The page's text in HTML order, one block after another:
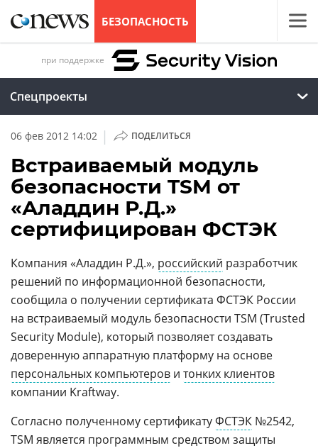
БЕЗОПАСНОСТЬ
при поддержке
Спецпроекты
06 фев 2012 14:02 | ПОДЕЛИТЬСЯ
Встраиваемый модуль
безопасности TSM от
«Аладдин Р.Д.»
сертифицирован ФСТЭК
Компания «Аладдин Р.Д.», российский разработчик
решений по информационной безопасности,
сообщила о получении сертификата ФСТЭК России
на встраиваемый модуль безопасности TSM (Trusted
Security Module), который позволяет создавать
доверенную аппаратную платформу на основе
персональных компьютеров и тонких клиентов
компании Kraftway.
Согласно полученному сертификатуФСТЭК №2542,
TSM является программным средством защиты